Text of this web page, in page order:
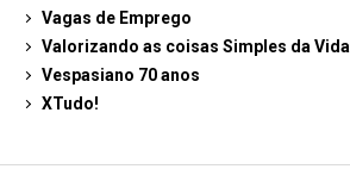
Vagas de Emprego
Valorizando as coisas Simples da Vida
Vespasiano 70 anos
XTudo!